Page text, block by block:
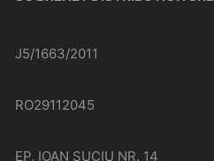
J5/1663/2011
RO29112045
EP. IOAN SUCIU NR. 14